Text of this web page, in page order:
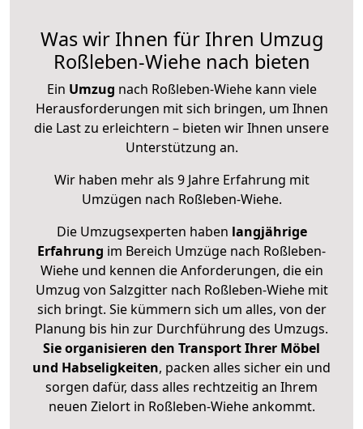
Was wir Ihnen für Ihren Umzug
Roßleben-Wiehe nach bieten
Ein Umzug nach Roßleben-Wiehe kann viele
Herausforderungen mit sich bringen, um Ihnen
die Last zu erleichtern – bieten wir Ihnen unsere
Unterstützung an.
Wir haben mehr als 9 Jahre Erfahrung mit
Umzügen nach Roßleben-Wiehe.
Die Umzugsexperten haben langjährige
Erfahrung im Bereich Umzüge nach Roßleben-
Wiehe und kennen die Anforderungen, die ein
Umzug von Salzgitter nach Roßleben-Wiehe mit
sich bringt. Sie kümmern sich um alles, von der
Planung bis hin zur Durchführung des Umzugs.
Sie organisieren den Transport Ihrer Möbel
und Habseligkeiten, packen alles sicher ein und
sorgen dafür, dass alles rechtzeitig an Ihrem
neuen Zielort in Roßleben-Wiehe ankommt.